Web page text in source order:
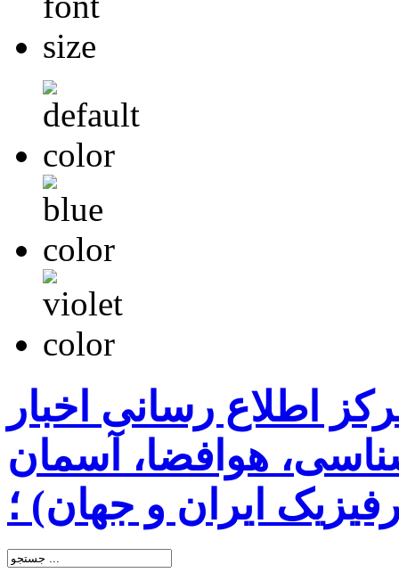
اطلاع رسانی اخبار
هوافضا، آسمان
ایران و جهان) ؛